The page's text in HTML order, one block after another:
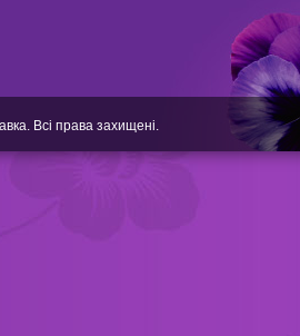
Всі права захищені.